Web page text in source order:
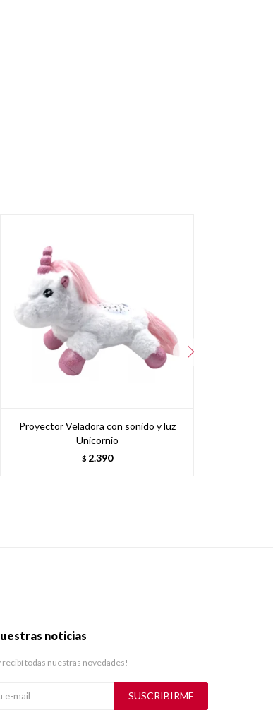
Proyector Veladora con sonido y luz
Unicornio
$ 2.390
noticias
recibí todas nuestras novedades!
SUSCRIBIRME